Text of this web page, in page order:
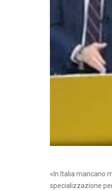
«In Italia mancano
specializzazione